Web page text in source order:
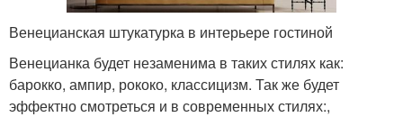
Венецианская штукатурка в интерьере гостиной
Венецианка будет незаменима в таких стилях как:
барокко, ампир, рококо, классицизм. Так же будет
эффектно смотреться и в современных стилях:,